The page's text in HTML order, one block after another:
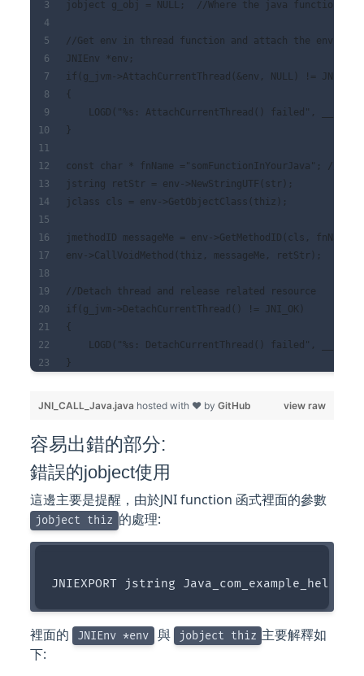
jobject g_obj = NULL;  //Where the java function
//Get env in thread function and attach the env
JNIEnv *env;
if(g_jvm->AttachCurrentThread(&env, NULL) != JNI_OK)
{
LOGD("%s: AttachCurrentThread() failed",
}
const char * fnName ="somFunctionInYourJava"; //
jstring retStr = env->NewStringUTF(str);
jclass cls = env->GetObjectClass(thiz);
jmethodID messageMe = env->GetMethodID(cls,
env->CallVoidMethod(thiz, messageMe, retStr);
//Detach thread and release related resource
if(g_jvm->DetachCurrentThread() != JNI_OK)
{
LOGD("%s: DetachCurrentThread() failed",
}
view raw
JNI_CALL_Java.java hosted with ❤ by GitHub
容易出錯的部分:
錯誤的jobject使用
這邊主要是提醒，由於JNI function 函式裡面的參數
jobject thiz 的處理:
裡面的 JNIEnv *env 與 jobject thiz 主要解釋如
下: